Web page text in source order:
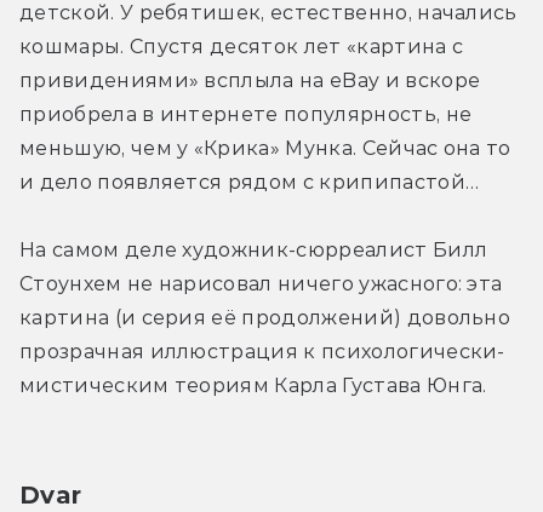
детской. У ребятишек, естественно, начались
кошмары. Спустя десяток лет «картина с
привидениями» всплыла на eBay и вскоре
приобрела в интернете популярность, не
меньшую, чем у «Крика» Мунка. Сейчас она то
и дело появляется рядом с крипипастой…
На самом деле художник-сюрреалист Билл
Стоунхем не нарисовал ничего ужасного: эта
картина (и серия её продолжений) довольно
прозрачная иллюстрация к психологически-
мистическим теориям Карла Густава Юнга.
Dvar